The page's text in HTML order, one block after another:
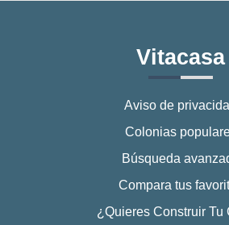
Vitacasa
Aviso de
Colonias
Búsqueda
Compara tus
¿Quieres Construir Tu